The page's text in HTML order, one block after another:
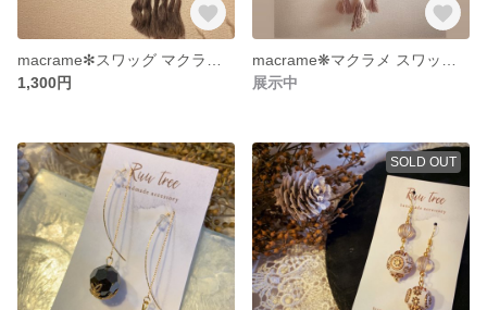
1,300円
展示中
SOLD OUT